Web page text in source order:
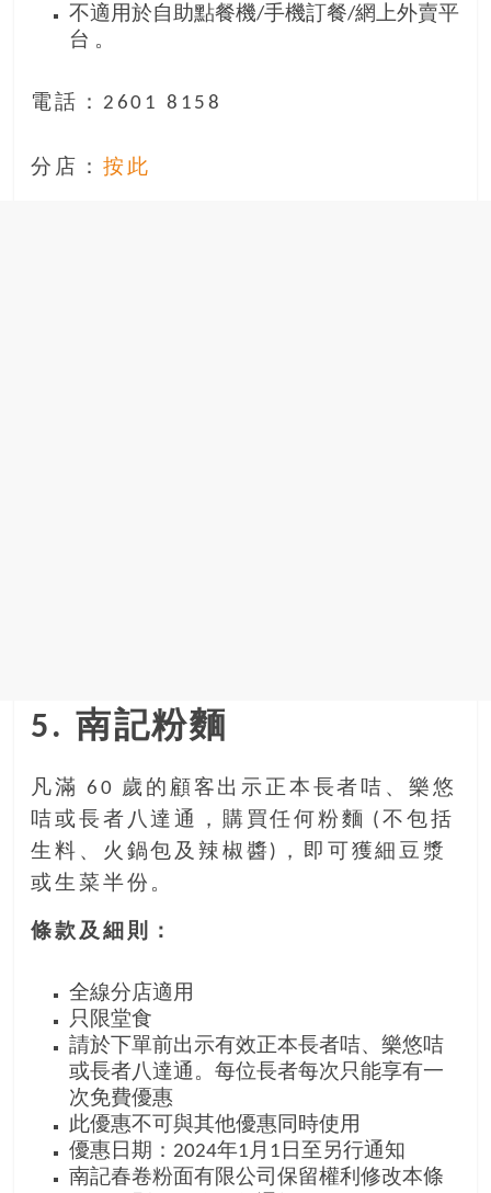
不適用於自助點餐機/手機訂餐/網上外賣平
台 。
電話：2601 8158
分店： 按此
5. 南記粉麵
凡滿 60 歲的顧客出示正本長者咭、樂悠
咭或長者八達通，購買任何粉麵 (不包括
生料、火鍋包及辣椒醬)，即可獲細豆漿
或生菜半份。
條款及細則：
全線分店適用
只限堂食
請於下單前出示有效正本長者咭、樂悠咭
或長者八達通。每位長者每次只能享有一
次免費優惠
此優惠不可與其他優惠同時使用
優惠日期：2024年1月1日至另行通知
南記春卷粉面有限公司保留權利修改本條